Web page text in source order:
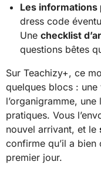
Les informations
dress code
Une checklist
questions bêtes
Sur Teachizy+, ce
quelques blocs :
l’organigramme,
pratiques. Vous
nouvel arrivant, et le
confirme qu’il a
premier jour.